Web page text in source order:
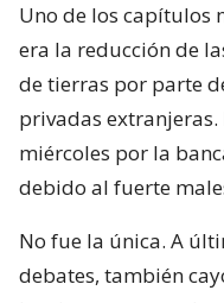
Uno de los capítulos
era la reducción de
de tierras por parte
privadas
miércoles por la
debido al fuerte
No fue la única. A
debates, también